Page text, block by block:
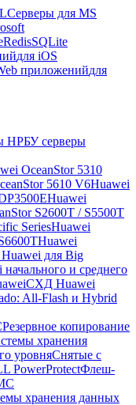
Серверы для MS
RedisSQLite
для iOS
приложенийдля
HPБУ серверы
OceanStor 5310
5610 V6Huawei
Huawei
S2600T / S5500T
SeriesHuawei
Huawei
для Big
и среднего
СХД Huawei
All-Flash и Hybrid
Резервное копирование
хранения
уровняСнятые с
PowerProtectФлеш-
хранения данных